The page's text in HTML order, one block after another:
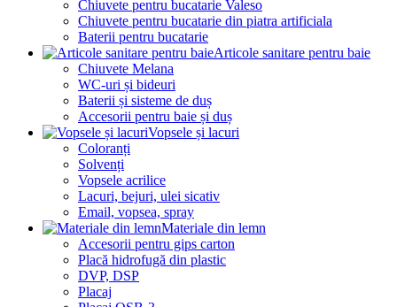
Chiuvete pentru bucatarie Valeso
Chiuvete pentru bucatarie din piatra artificiala
Baterii pentru bucatarie
Articole sanitare pentru baie
Chiuvete Melana
WC-uri și bideuri
Baterii și sisteme de duș
Accesorii pentru baie și duș
Vopsele și lacuri
Coloranți
Solvenți
Vopsele acrilice
Lacuri, bejuri, ulei sicativ
Email, vopsea, spray
Materiale din lemn
Accesorii pentru gips carton
Placă hidrofugă din plastic
DVP, DSP
Placaj